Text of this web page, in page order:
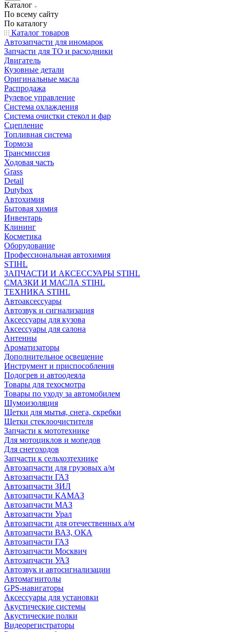
Каталог
По всему сайту
По каталогу
Каталог товаров
Автозапчасти для иномарок
Запчасти для ТО и расходники
Двигатель
Кузовные детали
Оригинальные масла
Распродажа
Рулевое управление
Система охлаждения
Система очистки стекол и фар
Сцепление
Топливная система
Тормоза
Трансмиссия
Ходовая часть
Grass
Detail
Dutybox
Автохимия
Бытовая химия
Инвентарь
Клининг
Косметика
Оборудование
Профессиональная автохимия
STIHL
ЗАПЧАСТИ И АКСЕССУАРЫ STIHL
СМАЗКИ И МАСЛА STIHL
ТЕХНИКА STIHL
Автоаксессуары
Автозвук и сигнализация
Аксессуары для кузова
Аксессуары для салона
Антенны
Ароматизаторы
Дополнительное освещение
Инструмент и приспособления
Подогрев и автоодеяла
Товары для техосмотра
Товары по уходу за автомобилем
Шумоизоляция
Щетки для мытья, снега, скребки
Щетки стеклоочистителя
Запчасти к мототехнике
Для мотоциклов и мопедов
Для снегоходов
Запчасти к сельхозтехнике
Автозапчасти для грузовых а/м
Автозапчасти ГАЗ
Автозапчасти ЗИЛ
Автозапчасти КАМАЗ
Автозапчасти МАЗ
Автозапчасти Урал
Автозапчасти для отечественных а/м
Автозапчасти ВАЗ, ОКА
Автозапчасти ГАЗ
Автозапчасти Москвич
Автозапчасти УАЗ
Автозвук и автосигнализации
Автомагнитолы
GPS-навигаторы
Аксессуары для установки
Акустические системы
Акустические полки
Видеорегистраторы